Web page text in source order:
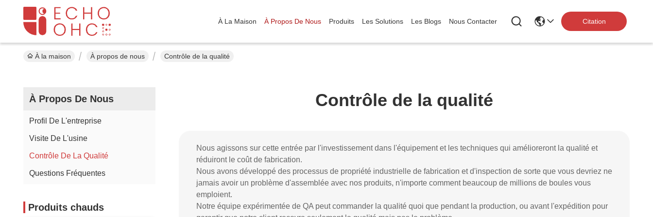
À La Maison À Propos De Nous Produits Les Solutions Les Blogs Nous Contacter Citation
À la maison À propos de nous Contrôle de la qualité
À Propos De Nous
Profil De L'entreprise
Visite De L'usine
Contrôle De La Qualité
Questions Fréquentes
Produits chauds
Contrôle de la qualité
Nous agissons sur cette entrée par l'investissement dans l'équipement et les techniques qui amélioreront la qualité et
réduiront le coût de fabrication.
Nous avons développé des processus de propriété industrielle de fabrication et d'inspection de sorte que vous devriez ne
jamais avoir un problème d'assemblée avec nos produits, n'importe comment beaucoup de millions de boules vous
emploient.
Notre équipe expérimentée de QA peut commander la qualité quoi que pendant la production, ou avant l'expédition pour